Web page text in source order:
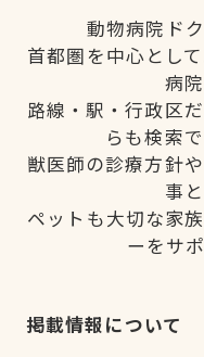
動物病院ド
首都圏を中心とし
病
路線・駅・行政区
らも検索
獣医師の診療方針
事
ペットも大切な家
ーをサ
掲載情報について